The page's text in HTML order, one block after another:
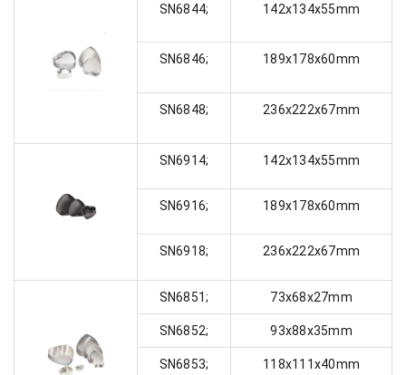
SN6844; 142x134x55mm
SN6846; 189x178x60mm
SN6848; 236x222x67mm
SN6914; 142x134x55mm
SN6916; 189x178x60mm
SN6918; 236x222x67mm
SN6851; 73x68x27mm
SN6852; 93x88x35mm
SN6853; 118x111x40mm